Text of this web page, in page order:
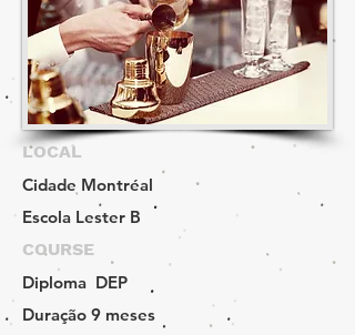
LOCAL
Cidade Montréal
Escola Lester B
COURSE
Diploma DEP
Duração 9 meses